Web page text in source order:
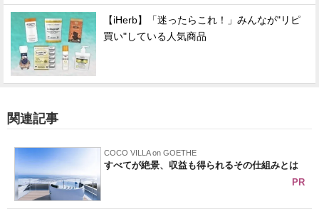
【iHerb】「迷ったらこれ！」みんなが"リピ
買い"している人気商品
関連記事
COCO VILLA on GOETHE
すべてが絶景、収益も得られるその仕組みとは
PR